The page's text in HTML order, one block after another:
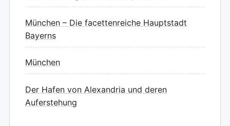
München – Die facettenreiche Hauptstadt
Bayerns
München
Der Hafen von Alexandria und deren
Auferstehung